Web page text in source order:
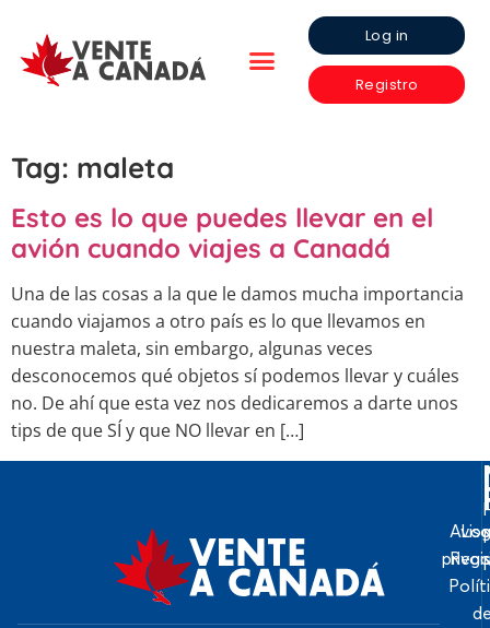
Log in
Registro
Tag: maleta
Esto es lo que puedes llevar en el
avión cuando viajes a Canadá
Una de las cosas a la que le damos mucha importancia
cuando viajamos a otro país es lo que llevamos en
nuestra maleta, sin embargo, algunas veces
desconocemos qué objetos sí podemos llevar y cuáles
no. De ahí que esta vez nos dedicaremos a darte unos
tips de que SÍ y que NO llevar en […]